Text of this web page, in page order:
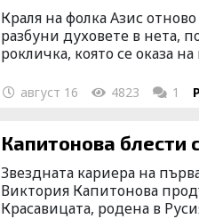
Краля на фолка Азис
разбуни духовете в нета,
рокличка, която се оказа
август 16 4823 1
Капитонова блести
Звездната кариера на
Виктория Капитонова
Красавицата, родена в